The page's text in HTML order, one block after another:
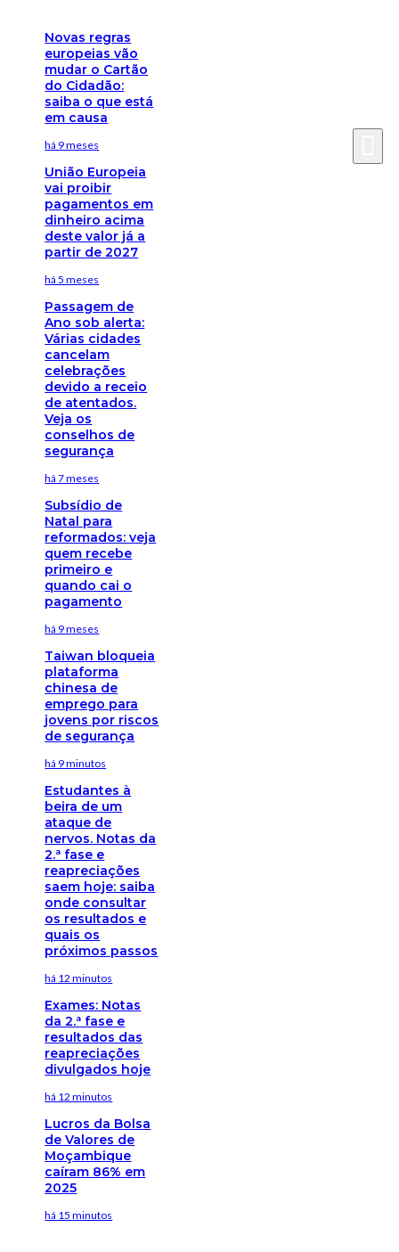
Novas regras
europeias vão
mudar o Cartão
do Cidadão:
saiba o que está
em causa
há 9 meses
União Europeia
vai proibir
pagamentos em
dinheiro acima
deste valor já a
partir de 2027
há 5 meses
Passagem de
Ano sob alerta:
Várias cidades
cancelam
celebrações
devido a receio
de atentados.
Veja os
conselhos de
segurança
há 7 meses
Subsídio de
Natal para
reformados: veja
quem recebe
primeiro e
quando cai o
pagamento
há 9 meses
Taiwan bloqueia
plataforma
chinesa de
emprego para
jovens por riscos
de segurança
há 9 minutos
Estudantes à
beira de um
ataque de
nervos. Notas da
2.ª fase e
reapreciações
saem hoje: saiba
onde consultar
os resultados e
quais os
próximos passos
há 12 minutos
Exames: Notas
da 2.ª fase e
resultados das
reapreciações
divulgados hoje
há 12 minutos
Lucros da Bolsa
de Valores de
Moçambique
caíram 86% em
2025
há 15 minutos